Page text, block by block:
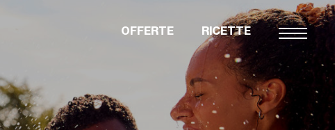
OFFERTE RICETTE